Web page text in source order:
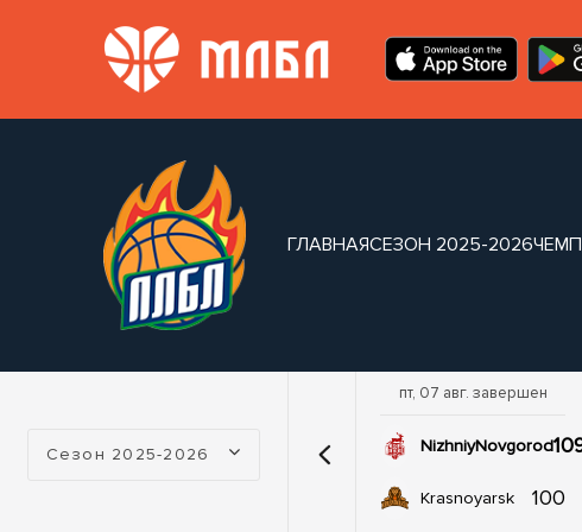
ГЛАВНАЯСЕЗОН 2025-2026
Турнир:
Сезон 2025-2026
пт, 07 авг. завершен
NizhniyNovgorod
Krasnoyarsk 100